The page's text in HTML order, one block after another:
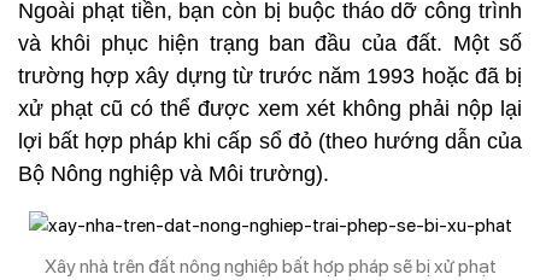
Ngoài phạt tiền, bạn còn bị buộc tháo dỡ công trình
và khôi phục hiện trạng ban đầu của đất. Một số
trường hợp xây dựng từ trước năm 1993 hoặc đã bị
xử phạt cũ có thể được xem xét không phải nộp lại
lợi bất hợp pháp khi cấp sổ đỏ (theo hướng dẫn của
Bộ Nông nghiệp và Môi trường).
Xây nhà trên đất nông nghiệp bất hợp pháp sẽ bị xử phạt